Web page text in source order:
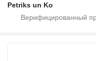
Petriks un Ko